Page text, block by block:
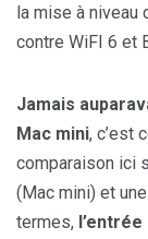
la mise à niveau
contre WiFI 6 et
Jamais
Mac mini, c’est
comparaison ici
(Mac mini) et
termes,